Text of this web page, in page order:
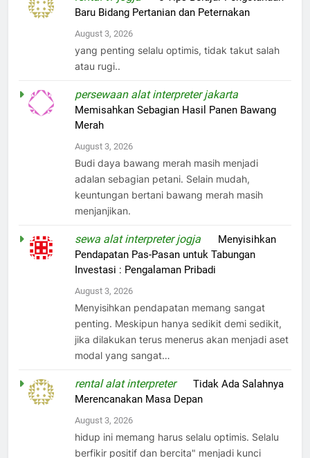
Baru Bidang Pertanian dan Peternakan
August 3, 2026
yang penting selalu optimis, tidak takut salah
atau rugi..
persewaan alat interpreter jakarta
Memisahkan Sebagian Hasil Panen Bawang
Merah
August 3, 2026
Budi daya bawang merah masih menjadi
adalan sebagian petani. Selain mudah,
keuntungan bertani bawang merah masih
menjanjikan.
sewa alat interpreter jogja
Menyisihkan
Pendapatan Pas-Pasan untuk Tabungan
Investasi : Pengalaman Pribadi
August 3, 2026
Menyisihkan pendapatan memang sangat
penting. Meskipun hanya sedikit demi sedikit,
jika dilakukan terus menerus akan menjadi aset
modal yang sangat…
rental alat interpreteronTidak Ada Salahnya
Merencanakan Masa Depan
August 3, 2026
hidup ini memang harus selalu optimis. Selalu
berfikir positif dan bercita" menjadi kunci